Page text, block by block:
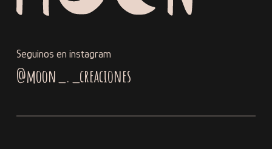
Seguinos en instagram
@moon_._creaciones